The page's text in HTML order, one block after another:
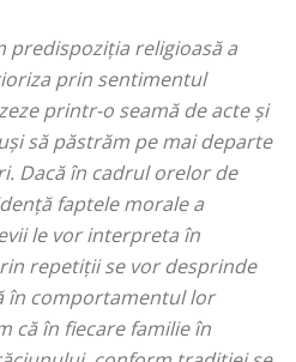
predispoziția religioasă a
prin sentimentul
printr-o seamă de acte și
să păstrăm pe mai departe
Dacă în cadrul orelor de
faptele morale a
le vor interpreta în
repetiții se vor desprinde
în comportamentul lor
că în fiecare familie în